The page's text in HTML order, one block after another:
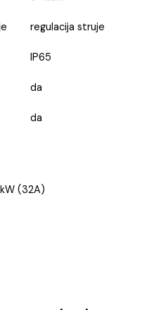
regulacija struje
IP65
da
da
(32A)